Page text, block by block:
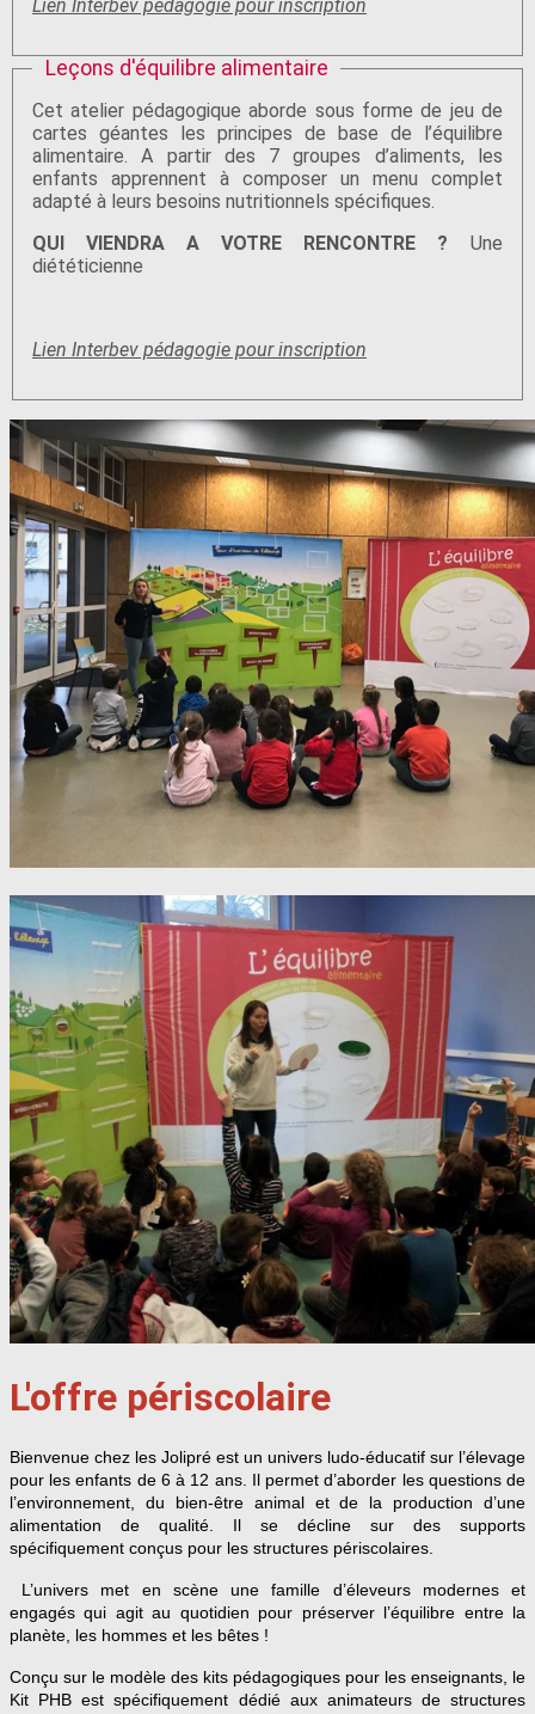
Lien Interbev pédagogie pour inscription
Leçons d'équilibre alimentaire
Cet atelier pédagogique aborde sous forme de jeu de
cartes géantes les principes de base de l’équilibre
alimentaire. A partir des 7 groupes d’aliments, les
enfants apprennent à composer un menu complet
adapté à leurs besoins nutritionnels spécifiques.
QUI VIENDRA A VOTRE RENCONTRE ? Une
diététicienne
Lien Interbev pédagogie pour inscription
L'offre périscolaire
Bienvenue chez les Jolipré est un univers ludo-éducatif sur l’élevage
pour les enfants de 6 à 12 ans. Il permet d’aborder les questions de
l’environnement, du bien-être animal et de la production d’une
alimentation de qualité. Il se décline sur des supports
spécifiquement conçus pour les structures périscolaires.
L’univers met en scène une famille d’éleveurs modernes et
engagés qui agit au quotidien pour préserver l’équilibre entre la
planète, les hommes et les bêtes !
Conçu sur le modèle des kits pédagogiques pour les enseignants, le
Kit PHB est spécifiquement dédié aux animateurs de structures